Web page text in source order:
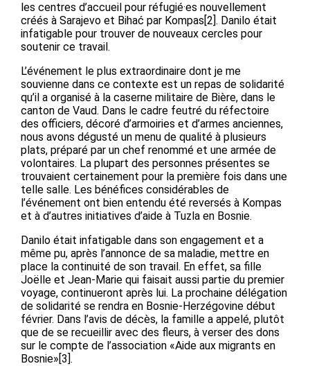
les centres d’accueil pour réfugié·es nouvellement
créés à Sarajevo et Bihać par Kompas[2]. Danilo était
infatigable pour trouver de nouveaux cercles pour
soutenir ce travail.
L’événement le plus extraordinaire dont je me
souvienne dans ce contexte est un repas de solidarité
qu’il a organisé à la caserne militaire de Bière, dans le
canton de Vaud. Dans le cadre feutré du réfectoire
des officiers, décoré d’armoiries et d’armes anciennes,
nous avons dégusté un menu de qualité à plusieurs
plats, préparé par un chef renommé et une armée de
volontaires. La plupart des personnes présentes se
trouvaient certainement pour la première fois dans une
telle salle. Les bénéfices considérables de
l’événement ont bien entendu été reversés à Kompas
et à d’autres initiatives d’aide à Tuzla en Bosnie.
Danilo était infatigable dans son engagement et a
même pu, après l’annonce de sa maladie, mettre en
place la continuité de son travail. En effet, sa fille
Joëlle et Jean-Marie qui faisait aussi partie du premier
voyage, continueront après lui. La prochaine délégation
de solidarité se rendra en Bosnie-Herzégovine début
février. Dans l’avis de décès, la famille a appelé, plutôt
que de se recueillir avec des fleurs, à verser des dons
sur le compte de l’association «Aide aux migrants en
Bosnie»[3].